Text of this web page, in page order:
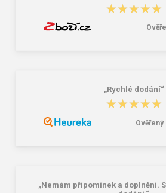
★★★★★
★★★★★
„Rychlé dodání“
★★★★★
★★★★★
„Nemám připomínek a doplnění.